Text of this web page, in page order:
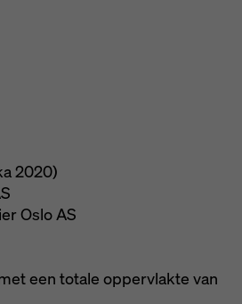
2020)
Oslo AS
een totale oppervlakte van